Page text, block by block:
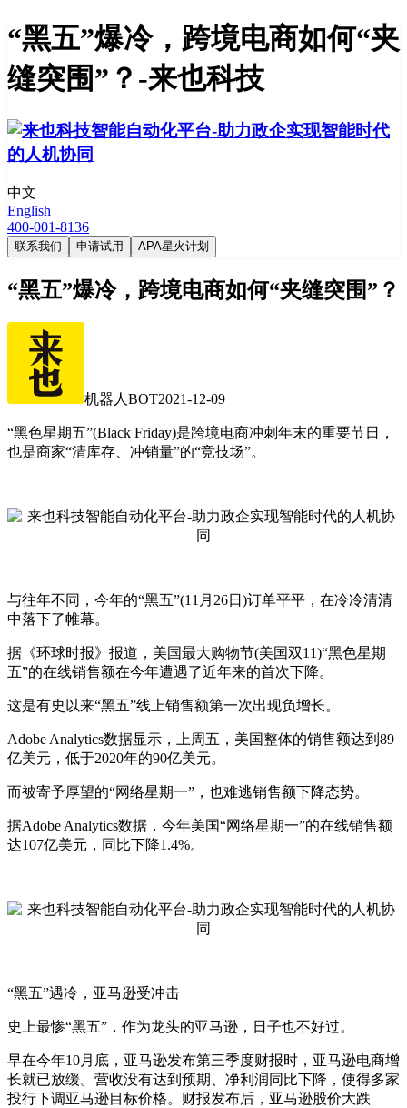
“黑五”爆冷，跨境电商如何“夹
缝突围”？-来也科技
中文
English
400-001-8136
联系我们 申请试用 APA星火计划
“黑五”爆冷，跨境电商如何“夹缝突围”？
机器人BOT2021-12-09
“黑色星期五”(Black Friday)是跨境电商冲刺年末的重要节日，
也是商家“清库存、冲销量”的“竞技场”。
与往年不同，今年的“黑五”(11月26日)订单平平，在冷冷清清
中落下了帷幕。
据《环球时报》报道，美国最大购物节(美国双11)“黑色星期
五”的在线销售额在今年遭遇了近年来的首次下降。
这是有史以来“黑五”线上销售额第一次出现负增长。
Adobe Analytics数据显示，上周五，美国整体的销售额达到89
亿美元，低于2020年的90亿美元。
而被寄予厚望的“网络星期一”，也难逃销售额下降态势。
据Adobe Analytics数据，今年美国“网络星期一”的在线销售额
达107亿美元，同比下降1.4%。
“黑五”遇冷，亚马逊受冲击
史上最惨“黑五”，作为龙头的亚马逊，日子也不好过。
早在今年10月底，亚马逊发布第三季度财报时，亚马逊电商增
长就已放缓。营收没有达到预期、净利润同比下降，使得多家
投行下调亚马逊目标价格。财报发布后，亚马逊股价大跌